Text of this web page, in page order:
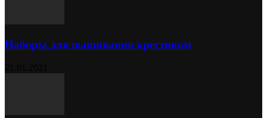
Наборы для вышивания крестиком